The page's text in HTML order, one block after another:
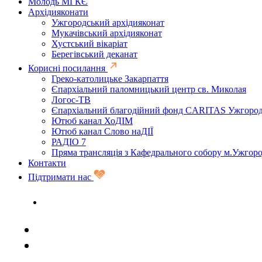
Архідияконати
Ужгородський архідияконат
Мукачівський архідияконат
Хустський вікаріат
Берегівський деканат
Корисні посилання
Греко-католицьке Закарпаття
Єпархіальний паломницький центр св. Миколая
Логос-ТВ
Єпархіальний благодійний фонд CARITAS
Ютюб канал ХоДІМ
Ютюб канал Слово наДІЇ
РАДІО 7
Пряма трансляція з Кафедрального собору
Контакти
Підтримати нас